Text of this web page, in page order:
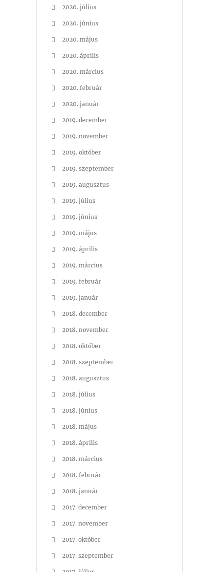
2020. július
2020. június
2020. május
2020. április
2020. március
2020. február
2020. január
2019. december
2019. november
2019. október
2019. szeptember
2019. augusztus
2019. július
2019. június
2019. május
2019. április
2019. március
2019. február
2019. január
2018. december
2018. november
2018. október
2018. szeptember
2018. augusztus
2018. július
2018. június
2018. május
2018. április
2018. március
2018. február
2018. január
2017. december
2017. november
2017. október
2017. szeptember